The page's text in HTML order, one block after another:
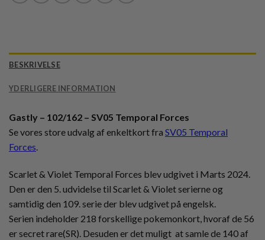
BESKRIVELSE
YDERLIGERE INFORMATION
Gastly – 102/162 – SV05 Temporal Forces
Se vores store udvalg af enkeltkort fra SV05 Temporal
Forces.
Scarlet & Violet Temporal Forces blev udgivet i Marts 2024.
Den er den 5. udvidelse til Scarlet & Violet serierne og
samtidig den 109. serie der blev udgivet på engelsk.
Serien indeholder 218 forskellige pokemonkort, hvoraf de 56
er secret rare(SR). Desuden er det muligt at samle de 140 af